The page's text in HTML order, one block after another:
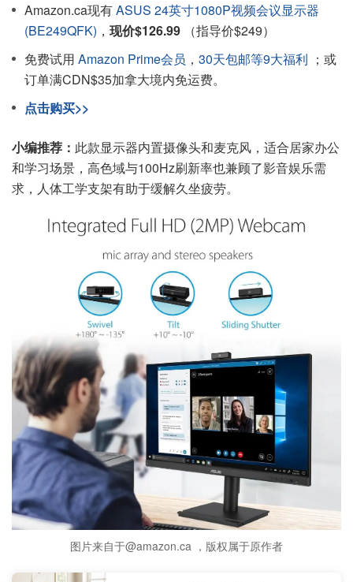
Amazon.ca现有ASUS 24英寸1080P视频会议显示器
(BE249QFK) ， 现价$126.99 （指导价$249）
免费试用 Amazon Prime会员 ， 30天包邮等9大福利 ；或
订单满CDN$35加拿大境内免运费。
点击购买>>
小编推荐： 此款显示器内置摄像头和麦克风，适合居家办公
和学习场景，高色域与100Hz刷新率也兼顾了影音娱乐需
求，人体工学支架有助于缓解久坐疲劳。
图片来自于@amazon.ca ，版权属于原作者